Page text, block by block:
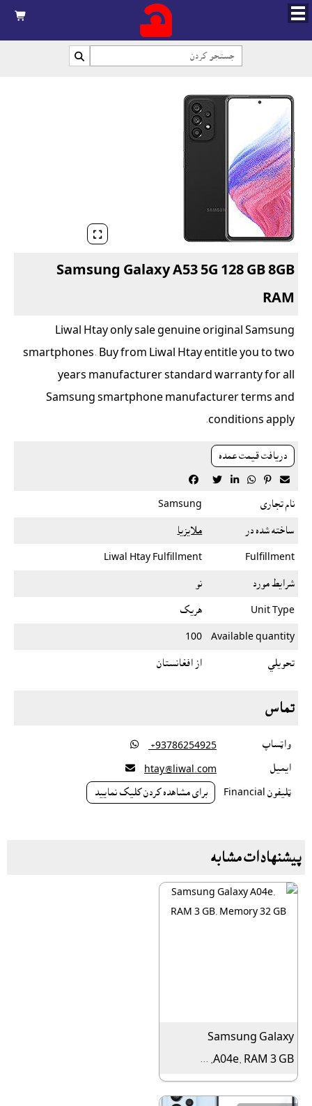



Samsung Galaxy A53 5G 128 GB 8GB
RAM
Liwal Htay only sale genuine original Samsung
smartphones. Buy from Liwal Htay entitle you to two
years manufacturer standard warranty for all
Samsung smartphone manufacturer terms and
conditions apply.
دريافت قيمت عمده
     
نام تجاری Samsung
ساخته شده در ملايزيا
Fulfillment
Liwal Htay Fulfillment
شرایط مورد نو
Unit Type هريک
Available quantity
100
تحویلي از افغانستان
تماس
واټساپ ‎ +93786254925

ايميل htay@liwal.com

ټليفون Financial براى مشاهده کردن کليک نماييد
پیشنهادات مشابه
Samsung Galaxy
A04e, RAM 3 GB, ...